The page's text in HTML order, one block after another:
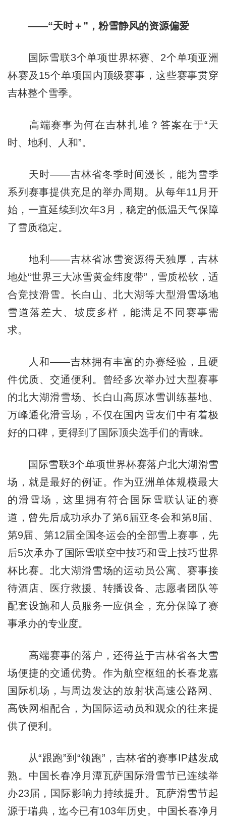
——“天时＋”，粉雪静风的资源偏爱
国际雪联3个单项世界杯赛、2个单项亚洲
杯赛及15个单项国内顶级赛事，这些赛事贯穿
吉林整个雪季。
高端赛事为何在吉林扎堆？答案在于“天
时、地利、人和”。
天时——吉林省冬季时间漫长，能为雪季
系列赛事提供充足的举办周期。从每年11月开
始，一直延续到次年3月，稳定的低温天气保障
了雪质稳定。
地利——吉林省冰雪资源得天独厚，吉林
地处“世界三大冰雪黄金纬度带”，雪质松软，适
合竞技滑雪。长白山、北大湖等大型滑雪场地
雪道落差大、坡度多样，能满足不同赛事需
求。
人和——吉林拥有丰富的办赛经验，且硬
件优质、交通便利。曾经多次举办过大型赛事
的北大湖滑雪场、长白山高原冰雪训练基地、
万峰通化滑雪场，不仅在国内雪友们中有着极
好的口碑，更得到了国际顶尖选手们的青睐。
国际雪联3个单项世界杯赛落户北大湖滑雪
场，就是最好的例证。作为亚洲单体规模最大
的滑雪场，这里拥有符合国际雪联认证的赛
道，曾先后成功承办了第6届亚冬会和第8届、
第9届、第12届全国冬运会的全部雪上赛事，先
后5次承办了国际雪联空中技巧和雪上技巧世界
杯比赛。北大湖滑雪场的运动员公寓、赛事接
待酒店、医疗救援、转播设备、志愿者团队等
配套设施和人员服务一应俱全，充分保障了赛
事承办的专业度。
高端赛事的落户，还得益于吉林省各大雪
场便捷的交通优势。作为航空枢纽的长春龙嘉
国际机场，与周边发达的放射状高速公路网、
高铁网相配合，为国际运动员和观众的往来提
供了便利。
从“跟跑”到“领跑”，吉林省的赛事IP越发成
熟。中国长春净月潭瓦萨国际滑雪节已连续举
办23届，国际影响力持续提升。瓦萨滑雪节起
源于瑞典，迄今已有103年历史。中国长春净月